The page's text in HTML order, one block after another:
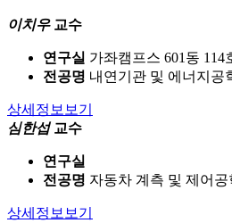
이치우교수
연구실 가좌캠프스 601동 114
전공명 내연기관 및 에너지공
상세정보보기
심한섭교수
연구실
전공명 자동차 계측 및 제어공
상세정보보기